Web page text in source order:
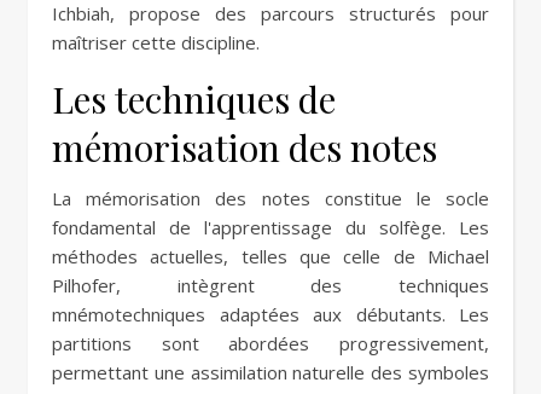
Ichbiah, propose des parcours structurés pour
maîtriser cette discipline.
Les techniques de
mémorisation des notes
La mémorisation des notes constitue le socle
fondamental de l'apprentissage du solfège. Les
méthodes actuelles, telles que celle de Michael
Pilhofer, intègrent des techniques
mnémotechniques adaptées aux débutants. Les
partitions sont abordées progressivement,
permettant une assimilation naturelle des symboles